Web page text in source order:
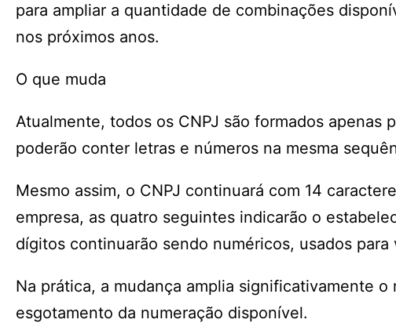
para ampliar a quantidade de combinações
nos próximos anos.
O que muda
Atualmente, todos os CNPJ são formados
poderão conter letras e números na mesma
Mesmo assim, o CNPJ continuará com 14
empresa, as quatro seguintes indicarão o
dígitos continuarão sendo numéricos, usados
Na prática, a mudança amplia significativamente
esgotamento da numeração disponível.